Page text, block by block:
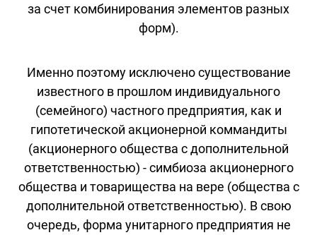
за счет комбинирования элементов разных
форм).
Именно поэтому исключено существование
известного в прошлом индивидуального
(семейного) частного предприятия, как и
гипотетической акционерной коммандиты
(акционерного общества с дополнительной
ответственностью) - симбиоза акционерного
общества и товарищества на вере (общества с
дополнительной ответственностью). В свою
очередь, форма унитарного предприятия не